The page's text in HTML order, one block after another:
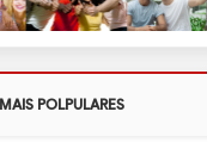
POLPULARES